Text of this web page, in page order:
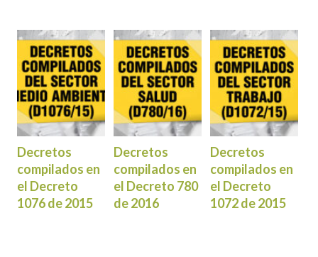
Decretos
compilados en
el Decreto
1076 de 2015
Decretos
compilados en
el Decreto 780
de 2016
Decretos
compilados en
el Decreto
1072 de 2015